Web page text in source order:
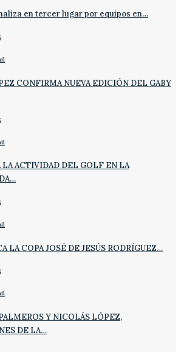
en tercer lugar por equipos en…
CONFIRMA NUEVA EDICIÓN DEL GABY
ACTIVIDAD DEL GOLF EN LA
LA COPA JOSÉ DE JESÚS RODRÍGUEZ…
Y NICOLÁS LÓPEZ,
DE LA…